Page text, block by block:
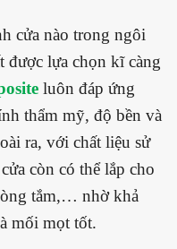
cửa nào trong ngôi
được lựa chọn kĩ càng
luôn đáp ứng
thẩm mỹ, độ bền và
ra, với chất liệu sử
còn có thể lắp cho
tắm,… nhờ khả
mối mọt tốt.